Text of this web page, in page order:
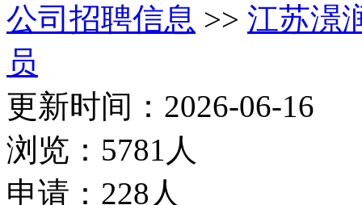
公司招聘信息 >> 江苏澋
员
更新时间：2026-06-16
浏览：5781人
申请：228人